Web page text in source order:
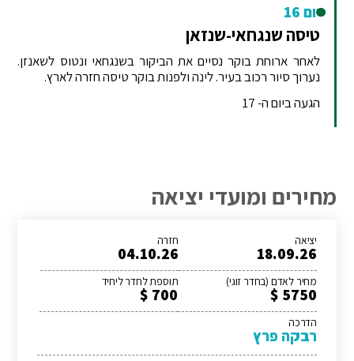
יום 16
טיסה שנגחאי-שנזאן
לאחר ארוחת בוקר נסיים את הביקור בשנגחאי ונטוס לשאנזן.
נערוך סיור רכוב בעיר. לינה ולפנות בוקר טיסה חזרה לארץ.
הגעה ביום ה- 17
מחירים ומועדי יציאה
יציאה
18.09.26
חזרה
04.10.26
מחיר לאדם (בחדר זוגי)
5750 $
תוספת לחדר ליחיד
700 $
הדרכה
רבקה פרץ